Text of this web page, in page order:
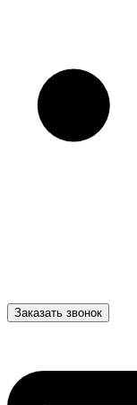
Заказать звонок